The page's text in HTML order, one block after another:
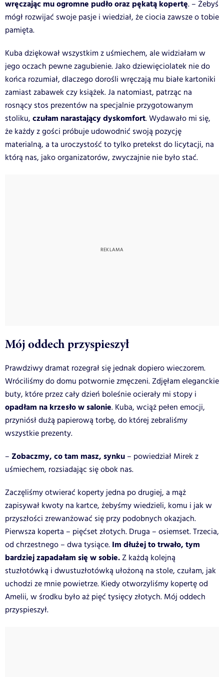
wręczając mu ogromne pudło oraz pękatą kopertę. – Żebyś
mógł rozwijać swoje pasje i wiedział, że ciocia zawsze o tobie
pamięta.
Kuba dziękował wszystkim z uśmiechem, ale widziałam w
jego oczach pewne zagubienie. Jako dziewięciolatek nie do
końca rozumiał, dlaczego dorośli wręczają mu białe kartoniki
zamiast zabawek czy książek. Ja natomiast, patrząc na
rosnący stos prezentów na specjalnie przygotowanym
stoliku, czułam narastający dyskomfort. Wydawało mi się,
że każdy z gości próbuje udowodnić swoją pozycję
materialną, a ta uroczystość to tylko pretekst do licytacji, na
którą nas, jako organizatorów, zwyczajnie nie było stać.
Mój oddech przyspieszył
Prawdziwy dramat rozegrał się jednak dopiero wieczorem.
Wróciliśmy do domu potwornie zmęczeni. Zdjęłam eleganckie
buty, które przez cały dzień boleśnie ocierały mi stopy i
opadłam na krzesło w salonie. Kuba, wciąż pełen emocji,
przyniósł dużą papierową torbę, do której zebraliśmy
wszystkie prezenty.
– Zobaczmy, co tam masz, synku – powiedział Mirek z
uśmiechem, rozsiadając się obok nas.
Zaczęliśmy otwierać koperty jedna po drugiej, a mąż
zapisywał kwoty na kartce, żebyśmy wiedzieli, komu i jak w
przyszłości zrewanżować się przy podobnych okazjach.
Pierwsza koperta – pięćset złotych. Druga – osiemset. Trzecia,
od chrzestnego – dwa tysiące. Im dłużej to trwało, tym
bardziej zapadałam się w sobie.Z każdą kolejną
stuzłotówką i dwustuzłotówką ułożoną na stole, czułam, jak
uchodzi ze mnie powietrze. Kiedy otworzyliśmy kopertę od
Amelii, w środku było aż pięć tysięcy złotych. Mój oddech
przyspieszył.